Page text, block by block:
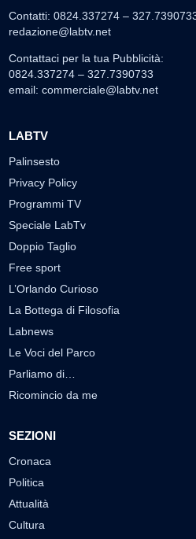
Contatti: 0824.337274 –
redazione@labtv.net
Contattaci per la tua Pubblicità:
0824.337274 – 327.7390733
email: commerciale@labtv.net
LABTV
Palinsesto
Privacy Policy
Programmi TV
Speciale LabTv
Doppio Taglio
Free sport
L’Orlando Curioso
La Bottega di Filosofia
Labnews
Le Voci del Parco
Parliamo di…
Ricomincio da me
SEZIONI
Cronaca
Politica
Attualità
Cultura